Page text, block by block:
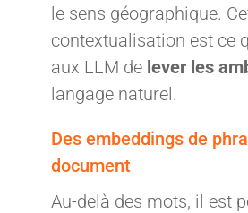
le sens géographique.
contextualisation est ce
aux LLM de lever les
langage naturel.
Des embeddings de
document
Au-delà des mots, il est